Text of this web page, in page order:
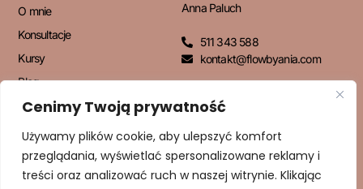
Cenimy Twoją prywatność
Używamy plików cookie, aby ulepszyć komfort
przeglądania, wyświetlać spersonalizowane reklamy i
treści oraz analizować ruch w naszej witrynie. Klikając
O mnie
Konsultacje
Kursy
Blog
Kontakt
Anna Paluch
511 343 588
kontakt@flowbyania.com
NEWSLETTER